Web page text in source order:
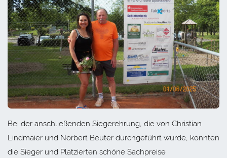
Bei der anschließenden Siegerehrung, die von Christian
Lindmaier und Norbert Beuter durchgeführt wurde, konnten
die Sieger und Platzierten schöne Sachpreise